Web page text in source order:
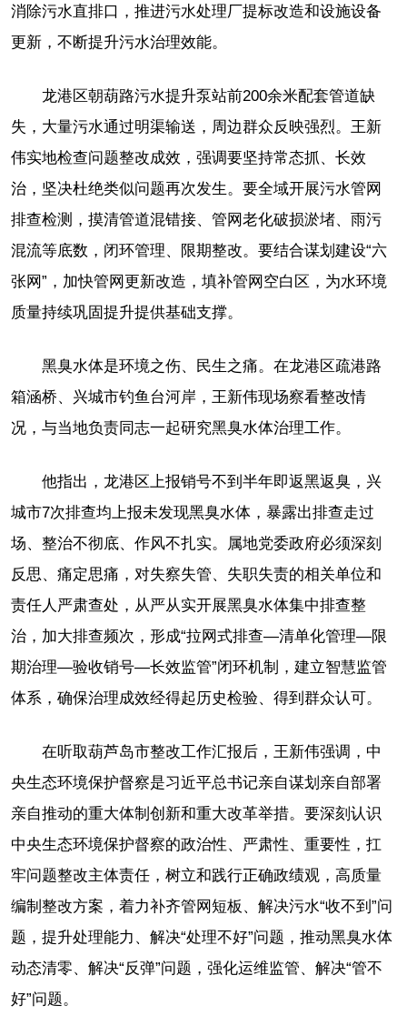
消除污水直排口，推进污水处理厂提标改造和设施设备
更新，不断提升污水治理效能。
龙港区朝葫路污水提升泵站前200余米配套管道缺
失，大量污水通过明渠输送，周边群众反映强烈。王新
伟实地检查问题整改成效，强调要坚持常态抓、长效
治，坚决杜绝类似问题再次发生。要全域开展污水管网
排查检测，摸清管道混错接、管网老化破损淤堵、雨污
混流等底数，闭环管理、限期整改。要结合谋划建设“六
张网”，加快管网更新改造，填补管网空白区，为水环境
质量持续巩固提升提供基础支撑。
黑臭水体是环境之伤、民生之痛。在龙港区疏港路
箱涵桥、兴城市钓鱼台河岸，王新伟现场察看整改情
况，与当地负责同志一起研究黑臭水体治理工作。
他指出，龙港区上报销号不到半年即返黑返臭，兴
城市7次排查均上报未发现黑臭水体，暴露出排查走过
场、整治不彻底、作风不扎实。属地党委政府必须深刻
反思、痛定思痛，对失察失管、失职失责的相关单位和
责任人严肃查处，从严从实开展黑臭水体集中排查整
治，加大排查频次，形成“拉网式排查—清单化管理—限
期治理—验收销号—长效监管”闭环机制，建立智慧监管
体系，确保治理成效经得起历史检验、得到群众认可。
在听取葫芦岛市整改工作汇报后，王新伟强调，中
央生态环境保护督察是习近平总书记亲自谋划亲自部署
亲自推动的重大体制创新和重大改革举措。要深刻认识
中央生态环境保护督察的政治性、严肃性、重要性，扛
牢问题整改主体责任，树立和践行正确政绩观，高质量
编制整改方案，着力补齐管网短板、解决污水“收不到”问
题，提升处理能力、解决“处理不好”问题，推动黑臭水体
动态清零、解决“反弹”问题，强化运维监管、解决“管不
好”问题。